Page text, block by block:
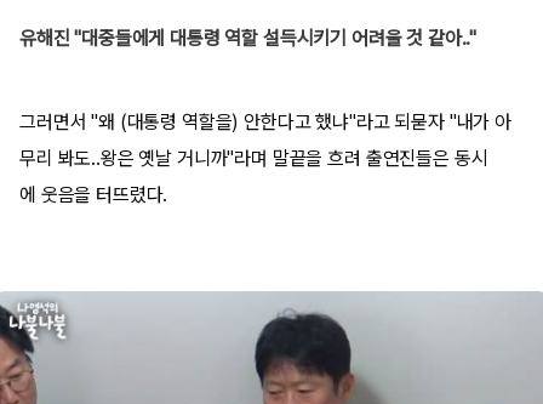
유해진 "대중들에게 대통령 역할 설득시키기 어려울 것 같아.."
그러면서 "왜 (대통령 역할을) 안한다고 했냐"라고 되묻자 "내가 아
무리 봐도..왕은 옛날 거니까"라며 말끝을 흐려 출연진들은 동시
에 웃음을 터뜨렸다.